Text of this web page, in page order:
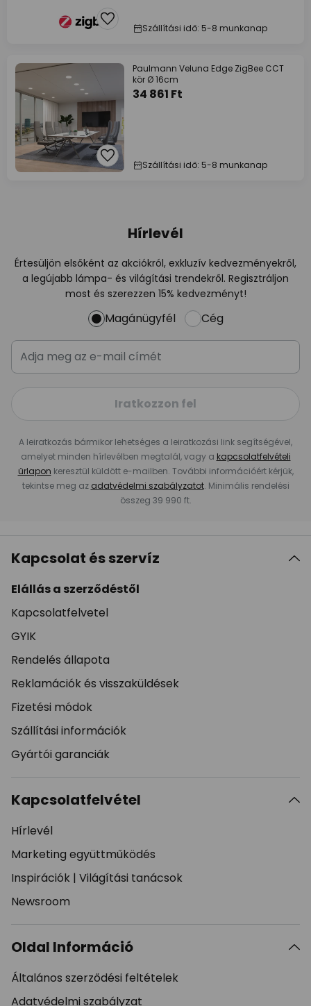
Szállítási idő: 5-8 munkanap
Paulmann Veluna Edge ZigBee CCT
kör Ø 16cm
34 861 Ft
Szállítási idő: 5-8 munkanap
Hírlevél
Értesüljön elsőként az akciókról, exkluzív kedvezményekről,
a legújabb lámpa- és világítási trendekről. Regisztráljon
most és szerezzen 15% kedvezményt!
Magánügyfél Cég
Iratkozzon fel
A leiratkozás bármikor lehetséges a leiratkozási link segítségével,
amelyet minden hírlevélben megtalál, vagy a kapcsolatfelvételi
űrlapon keresztül küldött e-mailben. További információért kérjük,
tekintse meg az adatvédelmi szabályzatot. Minimális rendelési
összeg 39 990 ft.
Kapcsolat és szervíz
Elállás a szerződéstől
Kapcsolatfelvetel
GYIK
Rendelés állapota
Reklamációk és visszaküldések
Fizetési módok
Szállítási információk
Gyártói garanciák
Kapcsolatfelvétel
Hírlevél
Marketing együttműködés
Inspirációk | Világítási tanácsok
Newsroom
Oldal Információ
Általános szerződési feltételek
Adatvédelmi szabályzat